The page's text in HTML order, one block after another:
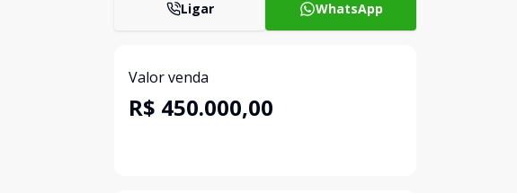
Ligar WhatsApp
Valor venda
R$ 450.000,00